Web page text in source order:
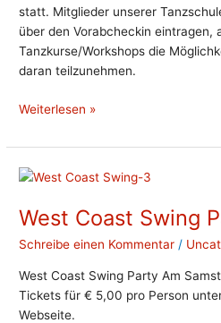
statt. Mitglieder unserer
über den Vorabcheckin eintragen,
Tanzkurse/Workshops die
daran teilzunehmen.
Weiterlesen »
West Coast Swing
Schreibe einen Kommentar /
West Coast Swing Party Am
Tickets für € 5,00 pro Person
Webseite.
West
Swing